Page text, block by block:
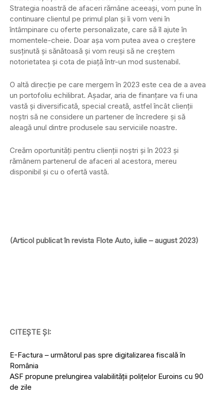
Strategia noastră de afaceri rămâne aceeași, vom pune în
continuare clientul pe primul plan și îi vom veni în
întâmpinare cu oferte personalizate, care să îl ajute în
momentele-cheie. Doar așa vom putea avea o creștere
susținută și sănătoasă și vom reuși să ne creștem
notorietatea și cota de piață într-un mod sustenabil.
O altă direcție pe care mergem în 2023 este cea de a avea
un portofoliu echilibrat. Așadar, aria de finanțare va fi una
vastă și diversificată, special creată, astfel încât clienții
noștri să ne considere un partener de încredere și să
aleagă unul dintre produsele sau serviciile noastre.
Creăm oportunități pentru clienții noștri și în 2023 și
rămânem partenerul de afaceri al acestora, mereu
disponibil și cu o ofertă vastă.
(Articol publicat în revista Flote Auto, iulie – august 2023)
CITEȘTE ȘI:
E-Factura – următorul pas spre digitalizarea fiscală în
România
ASF propune prelungirea valabilităţii poliţelor Euroins cu 90
de zile